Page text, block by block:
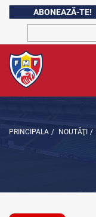
ABONEAZĂ-TE!
PRINCIPALA / NOUTĂŢI /